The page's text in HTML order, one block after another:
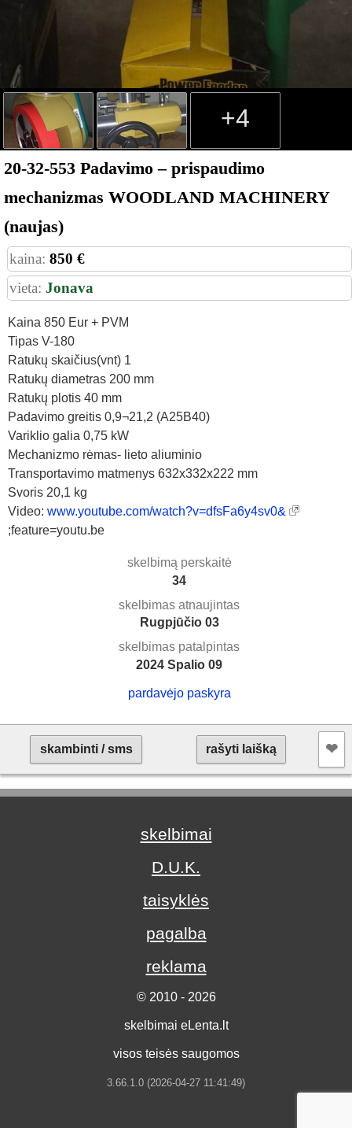
+4
20-32-553 Padavimo – prispaudimo
mechanizmas WOODLAND MACHINERY
(naujas)
kaina: 850 €
vieta: Jonava
Kaina 850 Eur + PVM
Tipas V-180
Ratukų skaičius(vnt) 1
Ratukų diametras 200 mm
Ratukų plotis 40 mm
Padavimo greitis 0,9¬21,2 (A25B40)
Variklio galia 0,75 kW
Mechanizmo rėmas- lieto aliuminio
Transportavimo matmenys 632x332x222 mm
Svoris 20,1 kg
Video: www.youtube.com/watch?v=dfsFa6y4sv0&
;feature=youtu.be
skelbimą perskaitė
34
skelbimas atnaujintas
Rugpjūčio 03
skelbimas patalpintas
2024 Spalio 09
pardavėjo paskyra
skambinti / sms rašyti laišką ❤︎
skelbimai
D.U.K.
taisyklės
pagalba
reklama
© 2010 - 2026
skelbimai eLenta.lt
visos teisės saugomos
3.66.1.0 (2026-04-27 11:41:49)